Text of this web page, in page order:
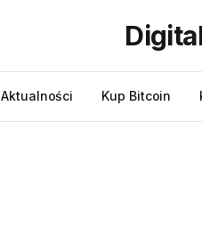
Aktualności Kup Bitcoin